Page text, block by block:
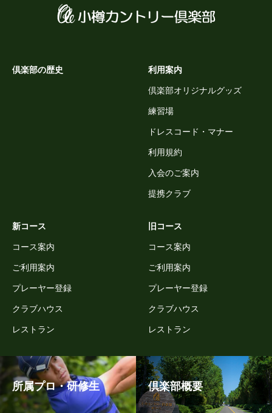
倶楽部の歴史 利用案内
倶楽部オリジナルグッズ
練習場
ドレスコード・マナー
利用規約
入会のご案内
提携クラブ
新コース
コース案内
ご利用案内
プレーヤー登録
クラブハウス
レストラン
旧コース
コース案内
ご利用案内
プレーヤー登録
クラブハウス
レストラン
所属プロ・研修生 倶楽部概要